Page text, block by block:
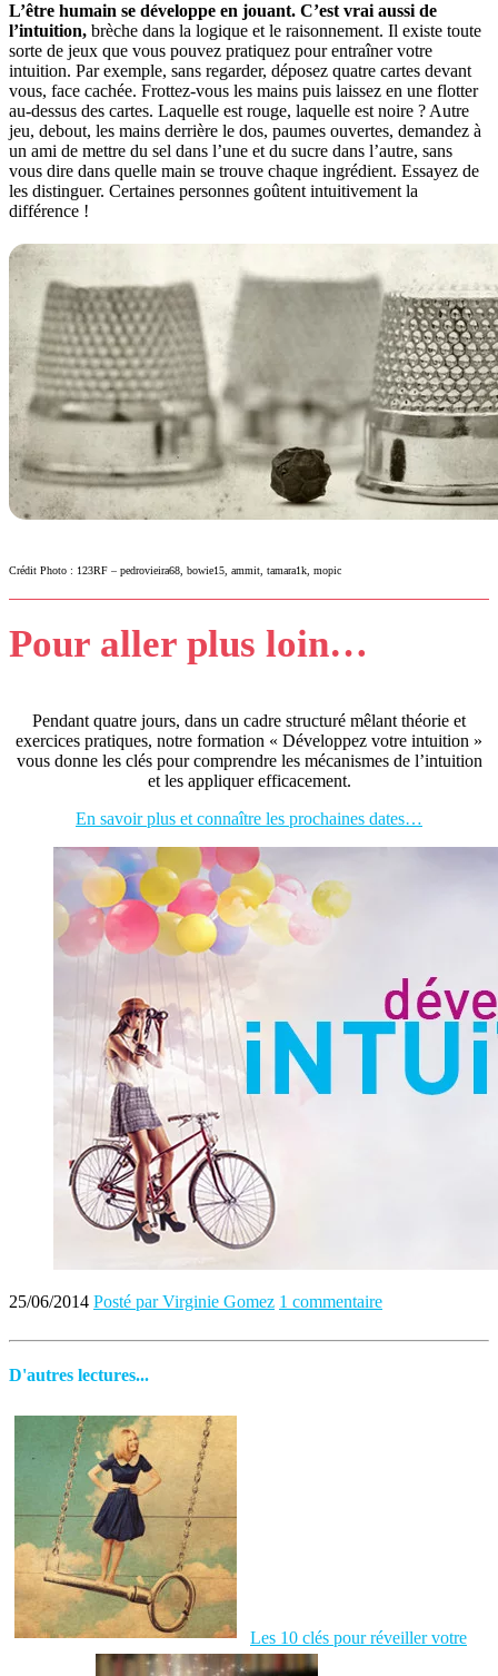
L’être humain se développe en jouant. C’est vrai aussi de
l’intuition, brèche dans la logique et le raisonnement. Il existe toute
sorte de jeux que vous pouvez pratiquez pour entraîner votre
intuition. Par exemple, sans regarder, déposez quatre cartes devant
vous, face cachée. Frottez-vous les mains puis laissez en une flotter
au-dessus des cartes. Laquelle est rouge, laquelle est noire ? Autre
jeu, debout, les mains derrière le dos, paumes ouvertes, demandez à
un ami de mettre du sel dans l’une et du sucre dans l’autre, sans
vous dire dans quelle main se trouve chaque ingrédient. Essayez de
les distinguer. Certaines personnes goûtent intuitivement la
différence !
Crédit Photo : 123RF – pedrovieira68, bowie15, ammit, tamara1k, mopic
Pour aller plus loin…
Pendant quatre jours, dans un cadre structuré mêlant théorie et
exercices pratiques, notre formation « Développez votre intuition »
vous donne les clés pour comprendre les mécanismes de l’intuition
et les appliquer efficacement.
En savoir plus et connaître les prochaines dates…
25/06/2014 Posté par Virginie Gomez 1 commentaire
D'autres lectures...
Les 10 clés pour réveiller votre